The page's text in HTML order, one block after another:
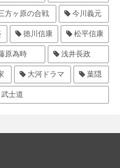
方ヶ原の合戦 今川義元
徳川信康 松平信康
原為時 浅井長政
大河ドラマ 葉隠
武士道